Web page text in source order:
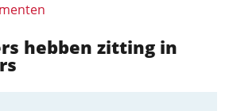
hebben zitting in